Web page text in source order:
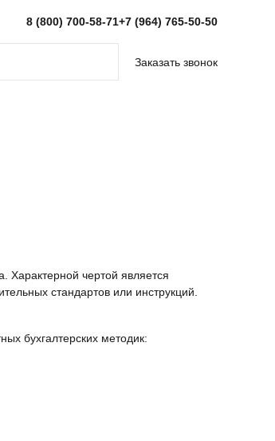
8 (800) 700-58-71+7 (964) 765-50-50
Заказать звонок
чертой является
стандартов или инструкций.
бухгалтерских методик: